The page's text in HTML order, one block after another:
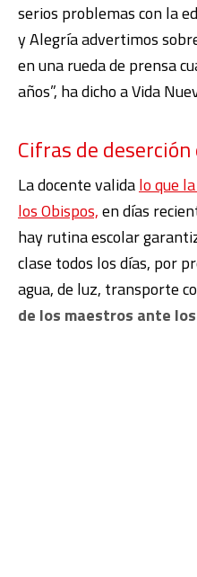
serios problemas con la
y Alegría advertimos
en una rueda de prensa
años”, ha dicho a Vida
Cifras de deserción
La docente validalo que
los Obispos,en días
hay rutina escolar
clase todos los días, por
agua, de luz, transporte
de los maestros ante